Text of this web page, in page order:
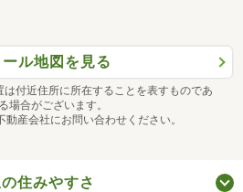
ル地図を見る
付近住所に所在することを表すものであ
場合がございます。
産会社にお問い合わせください。
住みやすさ